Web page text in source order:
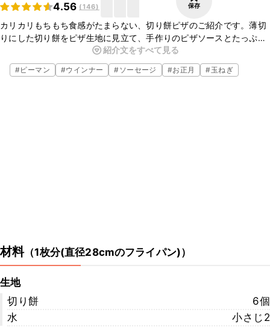
4.56 (146) 保存
カリカリもちもち食感がたまらない、切り餅ピザのご紹介です。薄切
りにした切り餅をピザ生地に見立て、手作りのピザソースとたっぷり
の具材、チーズをのせて仕上げました。お好みの具材でアレンジして
もおいしいので、ぜひお試しくださいね。
紹介文をすべて見る
#ピーマン #ウインナー #ソーセージ #お正月 #玉ねぎ
材料（1枚分(直径28cmのフライパン)）
生地
切り餅
6個
水
小さじ2